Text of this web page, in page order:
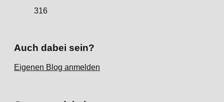
316
Auch dabei sein?
Eigenen Blog anmelden